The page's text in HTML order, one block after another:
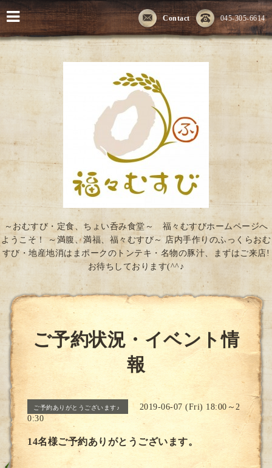
045-305-6614
Contact
～おむすび・定食、ちょい呑み食堂～ 福々むすびホームページへ
ようこそ！ ～満腹、満福、福々むすび～ 店内手作りのふっくらおむ
すび・地産地消はまポークのトンテキ・名物の豚汁、まずはご来店!
お待ちしております(^^♪
ご予約状況・イベント情
報
ご予約ありがとうございます♪
2019-06-07 (Fri) 18:00～2
0:30
14名様ご予約ありがとうございます。